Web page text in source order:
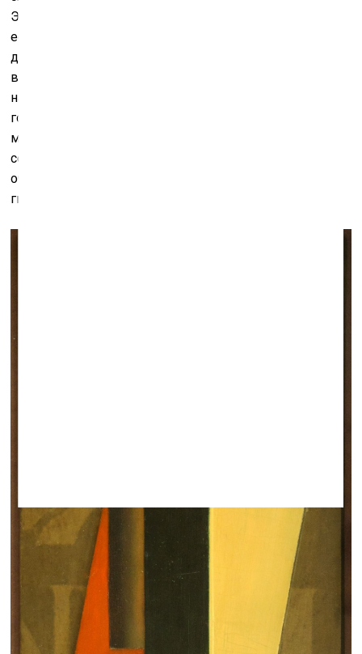
Это нечто среднее между картиной и конструкцией,
если хотите, объектом. Кстати, название этой работе
дал искусствовед Игорь Дыченко, который в свое
время купил эту работу и в чьей коллекции она
находилась до того, как была передана украинскому
государству. Уважаемый Игорь Дыченко, простите
меня, но, на мой взгляд, название «Арлекин» не
соответствует духу этой работы. На мой взгляд,
очевидно, что это реплика Василя Ермилова на серию
гитар Пабло Пикассо. Извините за это отступление.